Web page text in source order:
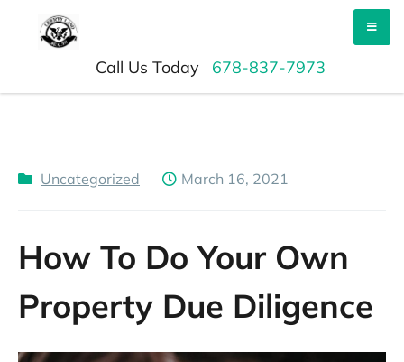
Liberty Land Wealth
Call Us Today 678-837-7973
Uncategorized March 16, 2021
How To Do Your Own
Property Due Diligence